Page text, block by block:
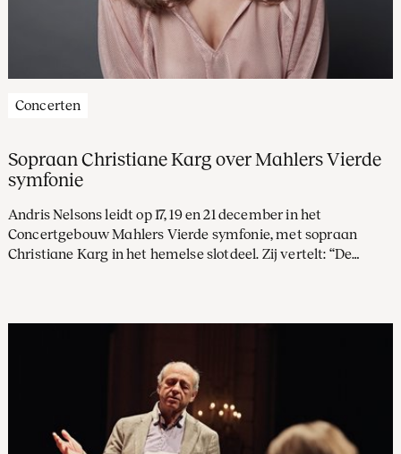
Concerten
Sopraan Christiane Karg over Mahlers Vierde
symfonie
Andris Nelsons leidt op 17, 19 en 21 december in het
Concertgebouw Mahlers Vierde symfonie, met sopraan
Christiane Karg in het hemelse slotdeel. Zij vertelt: “De